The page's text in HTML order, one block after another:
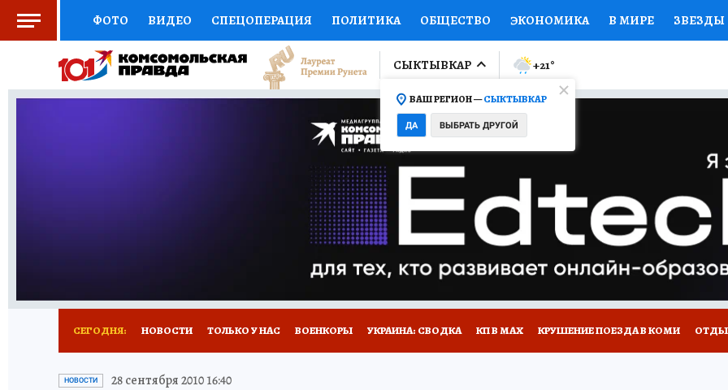
ФОТО ВИДЕО СПЕЦОПЕРАЦИЯ ПОЛИТИКА ОБЩЕСТВО ЭКОНОМИКА В МИРЕ ЗВЕЗДЫ
СОЦПОДДЕРЖКА НАУКА СПОРТ КОЛУМНИСТЫ ПРОИСШЕСТВИЯ НАЦИОНАЛЬНЫЕ
ВЫБОР ЭКСПЕРТОВ ДОКТОР ФИНАНСЫ ОТКРЫВАЕМ МИР Я ЗНАЮ СЕМЬЯ ЖЕНСКИЕ
ПРОГНОЗЫ НА СПОРТ ПРОМОКОДЫ СЕРИАЛЫ
ТЕЛЕВИЗОР КОЛЛЕКЦИИ КОНКУРСЫ
НОВОЕ НА САЙТЕ
СЫКТЫВКАР
ВАШ РЕГИОН —СЫКТЫВКАР
ДА ВЫБРАТЬ ДРУГОЙ
+21°
СЕГОДНЯ: НОВОСТИ ТОЛЬКО У НАС ВОЕНКОРЫ УКРАИНА: СВОДКА КП В МАХ КРУШЕНИЕ ПОЕЗДА В КОМИ
ПРОИСШЕСТВИЯ
НОВОСТИ 28 сентября 2010 16:40